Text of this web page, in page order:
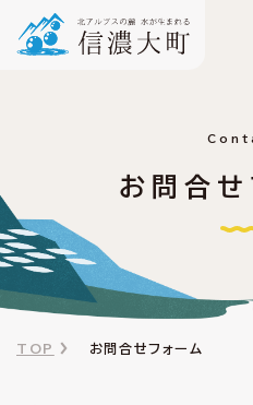
お問合せ
TOP お問合せフォーム